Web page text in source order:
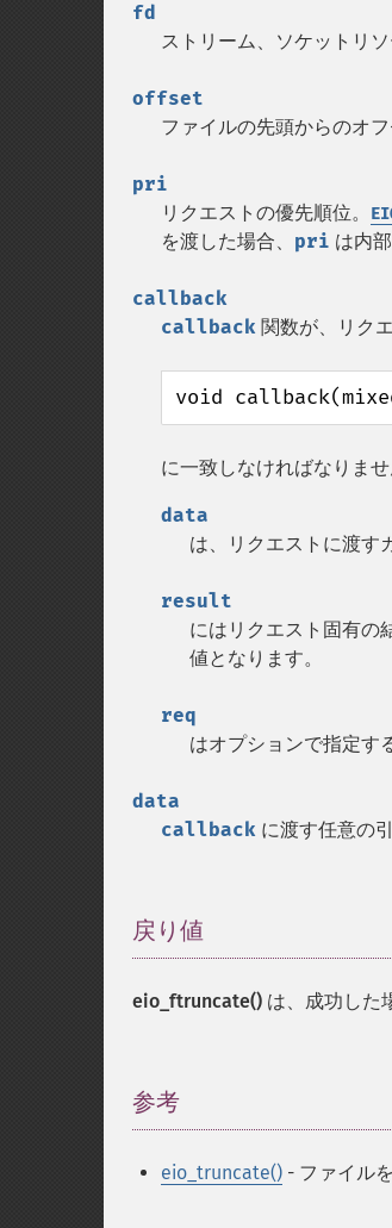
fd
ストリーム、ソケットリ
offset
ファイルの先頭からのオフ
pri
リクエストの優先順位。
を渡した場合、 pri は内
callback
callback 関数が、リク
void
に一致しなければなりませ
data
は、リクエストに渡す
result
にはリクエスト固有の
値となります。
req
はオプションで指定す
data
callback に渡す任意の引
戻り値
eio_ftruncate() は、成功した
参考
eio_truncate() - ファイル